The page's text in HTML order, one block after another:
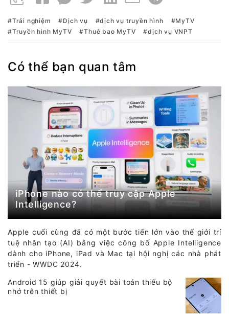
Trải nghiệm Dịch vụ dịch vụ truyền hình
MyTV
Truyền hình MyTV
Thuê bao MyTV dịch vụ VNPT
Có thể bạn quan tâm
iPhone nào có thể truy cập Apple
Intelligence?
Apple cuối cùng đã có một bước tiến lớn vào thế giới trí
tuệ nhân tạo (AI) bằng việc công bố Apple Intelligence
dành cho iPhone, iPad và Mac tại hội nghị các nhà phát
triển - WWDC 2024.
Android 15 giúp giải quyết bài toán thiếu bộ
nhớ trên thiết bị